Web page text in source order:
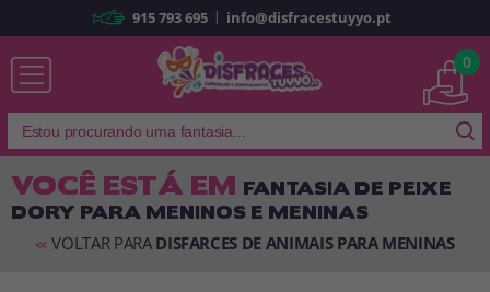
Já sou cliente
Lembrar-me Esqueceu sua senha?
915 793 695 | info@disfracestuyyo.pt
0
VOCÊ ESTÁ EM FANTASIA DE PEIXE
DORY PARA MENINOS E MENINAS
<< VOLTAR PARA DISFARCES DE ANIMAIS PARA MENINAS